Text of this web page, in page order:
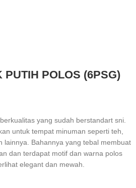
PUTIH POLOS (6PSG)
yang sudah berstandart sni.
untuk tempat minuman seperti teh,
lainnya. Bahannya yang tebal membuat
dan terdapat motif dan warna polos
elegant dan mewah.